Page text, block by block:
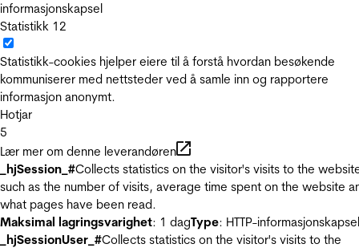
informasjonskapsel
Statistikk 12
Statistikk-cookies hjelper eiere til å forstå hvordan besøkende
kommuniserer med nettsteder ved å samle inn og rapportere
informasjon anonymt.
Hotjar
5
Lær mer om denne leverandøren
_hjSession_#Collects statistics on the visitor's visits to the
such as the number of visits, average time spent on the website
what pages have been read.
Maksimal lagringsvarighet: 1 dagType: HTTP-informasjonskapsel
_hjSessionUser_#Collects statistics on the visitor's visits to the